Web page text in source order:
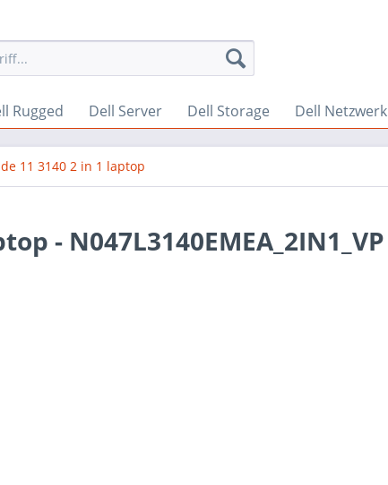
Rugged Dell Server Dell Storage Dell Netzwerk
11 3140 2 in 1 laptop
- N047L3140EMEA_2IN1_VP